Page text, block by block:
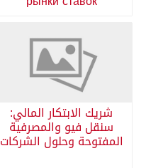
شريك الابتكار المالي:
سنقل فيو والمصرفية
المفتوحة وحلول الشركات